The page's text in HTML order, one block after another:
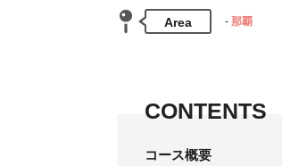
Area 那覇
CONTENTS
コース概要